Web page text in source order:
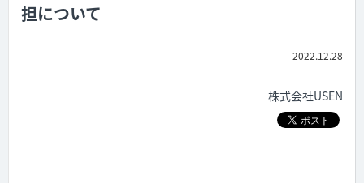
担について
2022.12.28
株式会社USEN